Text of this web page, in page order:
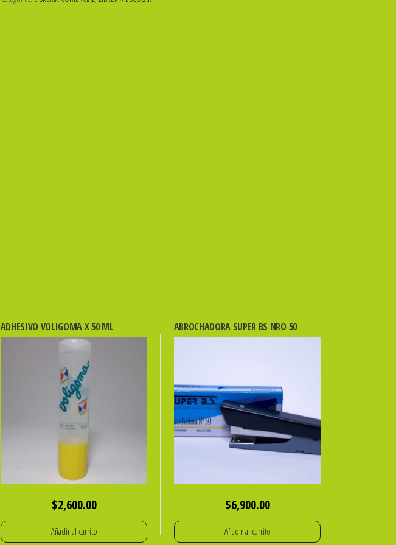
BLANCO
23X32
ADHESIVO VOLIGOMA X 50 ML
$2,600.00
Añadir al carrito
ABROCHADORA SUPER BS NRO 50
$6,900.00
Añadir al carrito